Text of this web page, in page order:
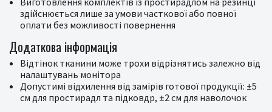
здійснюється лише за умови часткової або повної
оплати без можливості повернення
Додаткова інформація
Відтінок тканини може трохи відрізнятись залежно від
налаштувань монітора
Допустимі відхилення від замірів готової продукції: ±5
см для простирадл та підковдр, ±2 см для наволочок